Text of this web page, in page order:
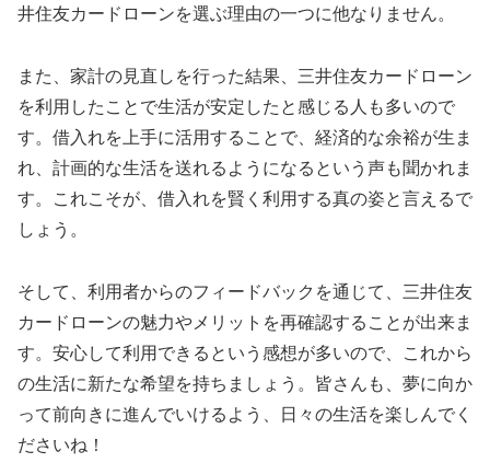
井住友カードローンを選ぶ理由の一つに他なりません。
また、家計の見直しを行った結果、三井住友カードローン
を利用したことで生活が安定したと感じる人も多いので
す。借入れを上手に活用することで、経済的な余裕が生ま
れ、計画的な生活を送れるようになるという声も聞かれま
す。これこそが、借入れを賢く利用する真の姿と言えるで
しょう。
そして、利用者からのフィードバックを通じて、三井住友
カードローンの魅力やメリットを再確認することが出来ま
す。安心して利用できるという感想が多いので、これから
の生活に新たな希望を持ちましょう。皆さんも、夢に向か
って前向きに進んでいけるよう、日々の生活を楽しんでく
ださいね！